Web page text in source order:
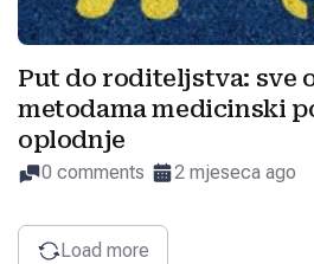
Put do roditeljstva: sve
metodama medicinski
oplodnje
0 comments 2 mjeseca ago
Load more